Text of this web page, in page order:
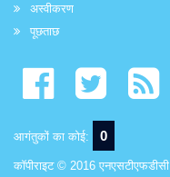
अस्वीकरण
पूछताछ
आगंतुकों का कोई: 0
कॉपीराइट © 2016 एनएसटीएफडीसी